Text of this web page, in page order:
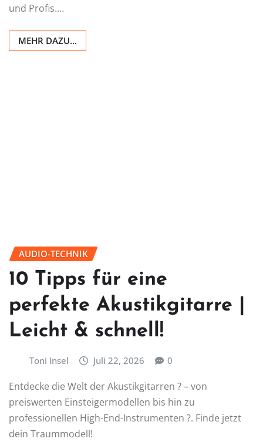
und Profis.…
MEHR DAZU...
AUDIO-TECHNIK
10 Tipps für eine
perfekte Akustikgitarre |
Leicht & schnell!
Toni Insel Juli 22, 2026 0
Entdecke die Welt der Akustikgitarren ? – von
preiswerten Einsteigermodellen bis hin zu
professionellen High-End-Instrumenten ?. Finde jetzt
dein Traummodell!